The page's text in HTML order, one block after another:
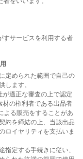
すサービスを利用する者
定められた範囲で自己の
します。
適正な審査の上で認定
材の権利者である出品者
よる販売をすることがあ
約を締結の上、当該出品
ロイヤリティを支払いま
指定する手続きに従い、